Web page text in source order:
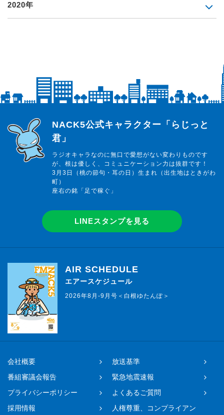
2020年
らじっと君
NACK5公式キャラクター「らじっと
君」
ラジオキャラなのに無口で愛想がない変わりものです
が、根は優しく、コミュニケーション力は抜群です！
3月3日（桃の節句・耳の日）生まれ（出生地はときがわ
町）
座右の銘「足で稼ぐ」
LINEスタンプを見る
AIR SCHEDULE
エアースケジュール
2026年8月-9月号＜白根ゆたんぽ＞
会社概要
放送基準
番組審議会報告
緊急地震速報
プライバシーポリシー
よくあるご質問
採用情報
人権尊重、コンプライアン